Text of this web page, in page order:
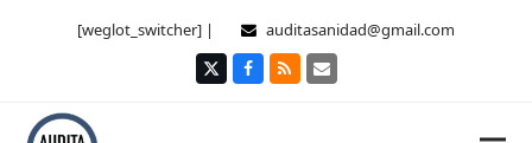
[weglot_switcher] | auditasanidad@gmail.com
TwitterFacebook
RSS Correo